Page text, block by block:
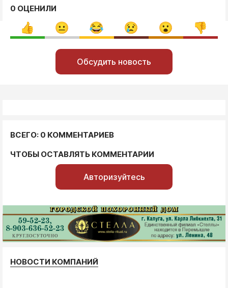
0 ОЦЕНИЛИ
Обсудить новость
ВСЕГО: 0 КОММЕНТАРИЕВ
ЧТОБЫ ОСТАВЛЯТЬ КОММЕНТАРИИ
Авторизуйтесь
НОВОСТИ КОМПАНИЙ